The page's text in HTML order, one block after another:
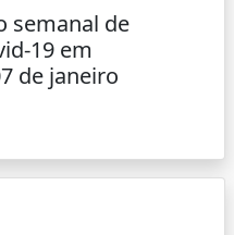
semanal de
19 em
de janeiro